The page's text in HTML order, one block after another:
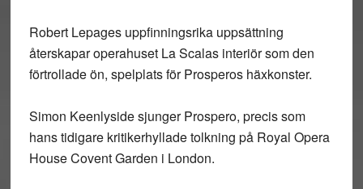
Robert Lepages uppfinningsrika uppsättning
återskapar operahuset La Scalas interiör som den
förtrollade ön, spelplats för Prosperos häxkonster.
Simon Keenlyside sjunger Prospero, precis som
hans tidigare kritikerhyllade tolkning på Royal Opera
House Covent Garden i London.